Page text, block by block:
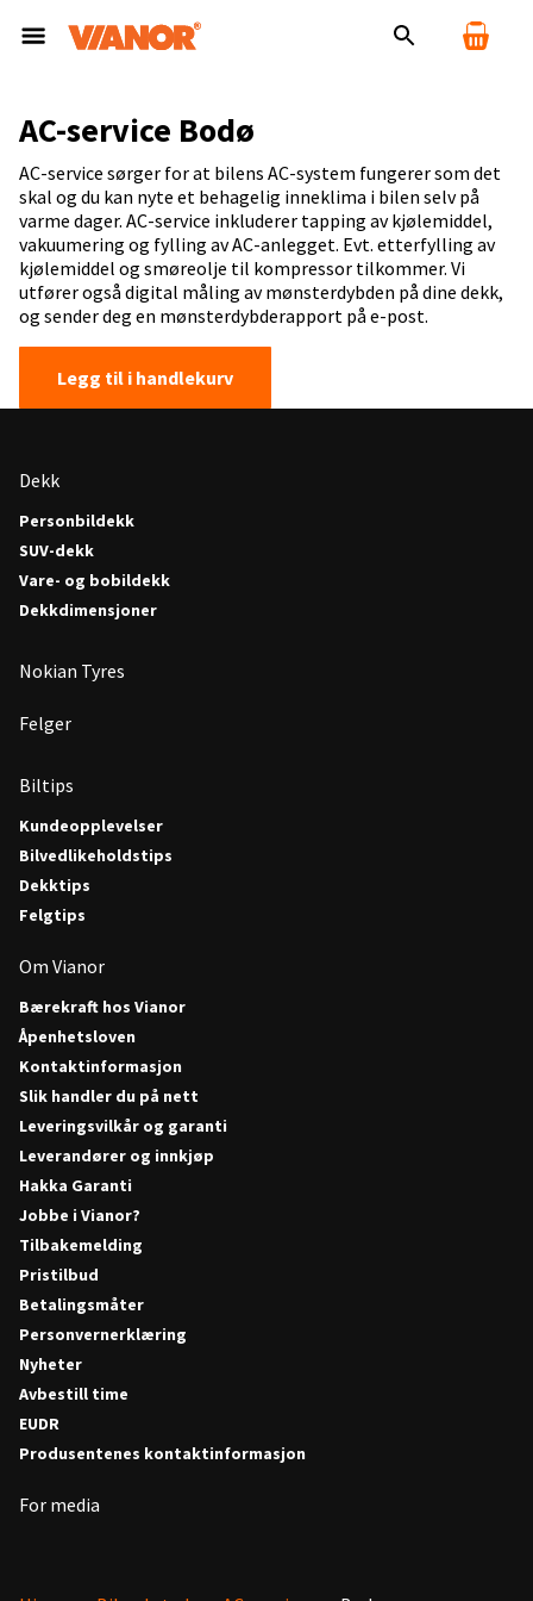
AC-service Bodø
AC-service sørger for at bilens AC-system fungerer som det
skal og du kan nyte et behagelig inneklima i bilen selv på
varme dager. AC-service inkluderer tapping av kjølemiddel,
vakuumering og fylling av AC-anlegget. Evt. etterfylling av
kjølemiddel og smøreolje til kompressor tilkommer. Vi
utfører også digital måling av mønsterdybden på dine dekk,
og sender deg en mønsterdybderapport på e-post.
Legg til i handlekurv
Dekk
Personbildekk
SUV-dekk
Vare- og bobildekk
Dekkdimensjoner
Nokian Tyres
Felger
Biltips
Kundeopplevelser
Bilvedlikeholdstips
Dekktips
Felgtips
Om Vianor
Bærekraft hos Vianor
Åpenhetsloven
Kontaktinformasjon
Slik handler du på nett
Leveringsvilkår og garanti
Leverandører og innkjøp
Hakka Garanti
Jobbe i Vianor?
Tilbakemelding
Pristilbud
Betalingsmåter
Personvernerklæring
Nyheter
Avbestill time
EUDR
Produsentenes kontaktinformasjon
For media